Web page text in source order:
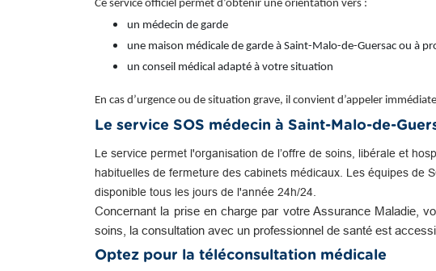
Ce service officiel permet d’obtenir une orientation vers :
un médecin de garde
une maison médicale de garde à Saint-Malo-de-Guersac ou à
un conseil médical adapté à votre situation
En cas d’urgence ou de situation grave, il convient d’appeler
Le service SOS médecin à Saint-Malo-de-
Le service permet l'organisation de l’offre de soins, libérale et
habituelles de fermeture des cabinets médicaux. Les équipes de
disponible tous les jours de l'année 24h/24.
Concernant la prise en charge par votre Assurance Maladie,
soins, la consultation avec un professionnel de santé est
Optez pour la téléconsultation médicale